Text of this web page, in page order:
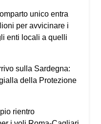
unico entra
per avvicinare i
enti locali a quelli
sulla Sardegna:
della Protezione
rientro